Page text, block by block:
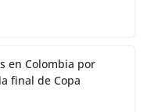
en Colombia por
final de Copa